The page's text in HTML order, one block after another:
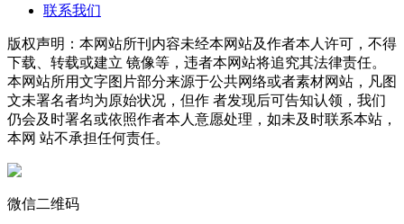
联系我们
版权声明：本网站所刊内容未经本网站及作者本人许可，不得
下载、转载或建立 镜像等，违者本网站将追究其法律责任。
本网站所用文字图片部分来源于公共网络或者素材网站，凡图
文未署名者均为原始状况，但作 者发现后可告知认领，我们
仍会及时署名或依照作者本人意愿处理，如未及时联系本站，
本网 站不承担任何责任。
微信二维码